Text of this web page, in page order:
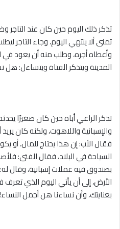
تذكر ذلك اليوم حين كان عند التاجر
تمنى ألا ينتهي اليوم، وجاء التاجر
وأعطاه أجره، وطلب منه أن يعود في
المدينة ويتذكر الفتاة ويتساءل: هل
تذكر الراعي أباه حين كان صغيرًا يحدثه
والإسبانية واللاهوت، ولكنه كان
فقال الأب: إن هذا يحتاج للمال، أو
السياحة في البلاد، فقال الفتى:
بصندوق فيه عملات إسبانية، وقال
الأرض، إلى أن يأتي اليوم الذي
بعنايتك، وأن نساءنا هن أجمل النساء!